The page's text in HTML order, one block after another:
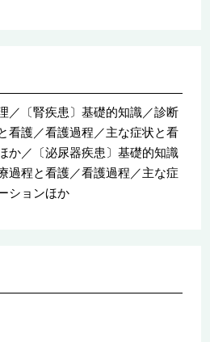
／〔腎疾患〕基礎的知識／診断
看護／看護過程／主な症状と看
か／〔泌尿器疾患〕基礎的知識
過程と看護／看護過程／主な症
ションほか